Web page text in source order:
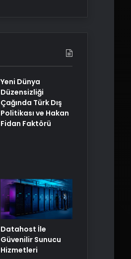
Yeni Dünya
Düzensizliği
Çağında Türk Dış
Politikası ve Hakan
Fidan Faktörü
Datahost İle
Güvenilir Sunucu
Hizmetleri